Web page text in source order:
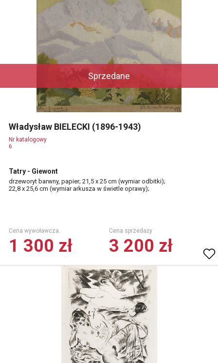
Sprzedane
Władysław BIELECKI (1896-1943)
Nr katalogowy
6
Tatry - Giewont
drzeworyt barwny, papier; 21,5 x 25 cm (wymiar odbitki);
22,8 x 25,6 cm (wymiar arkusza w świetle oprawy);
Cena wywoławcza.
1 300 zł
Cena sprzedaży
3 200 zł